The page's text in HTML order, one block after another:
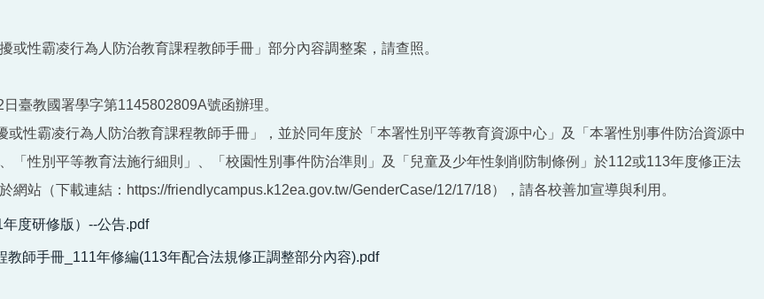
性霸凌行為人防治教育課程教師手冊」部分內容調整案，請查照。
臺教國署學字第1145802809A號函辦理。
性霸凌行為人防治教育課程教師手冊」，並於同年度於「本署性別平等教育資源中心」及「本署性別事件防治資源中
「性別平等教育法施行細則」、「校園性別事件防治準則」及「兒童及少年性剝削防制條例」於112或113年度修正法
站（下載連結：https://friendlycampus.k12ea.gov.tw/GenderCase/12/17/18），請各校善加宣導與利用。
度研修版）--公告.pdf
師手冊_111年修編(113年配合法規修正調整部分內容).pdf